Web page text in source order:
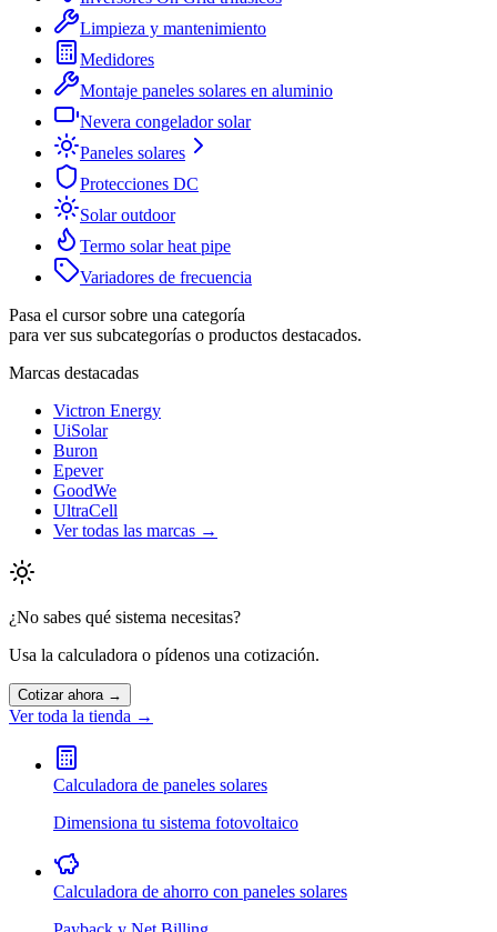
Limpieza y mantenimiento
Medidores
Montaje paneles solares en aluminio
Nevera congelador solar
Paneles solares
Protecciones DC
Solar outdoor
Termo solar heat pipe
Variadores de frecuencia
Pasa el cursor sobre una categoría
para ver sus subcategorías o productos destacados.
Marcas destacadas
Victron Energy
UiSolar
Buron
Epever
GoodWe
UltraCell
Ver todas las marcas →
¿No sabes qué sistema necesitas?
Usa la calculadora o pídenos una cotización.
Cotizar ahora →
Ver toda la tienda →
Calculadora de paneles solares
Dimensiona tu sistema fotovoltaico
Calculadora de ahorro con paneles solares